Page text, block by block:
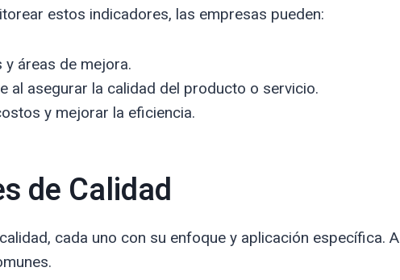
estos indicadores, las empresas pueden:
áreas de mejora.
al asegurar la calidad del producto o servicio.
y mejorar la eficiencia.
de Calidad
cada uno con su enfoque y aplicación específica. A